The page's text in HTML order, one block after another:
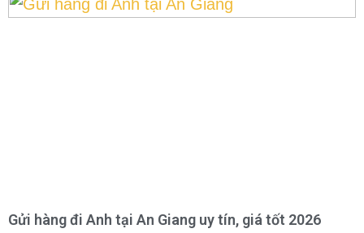
Gửi hàng đi Anh tại An Giang uy tín, giá tốt 2026